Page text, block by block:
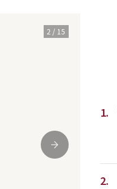
次
3 / 15
1.
2.